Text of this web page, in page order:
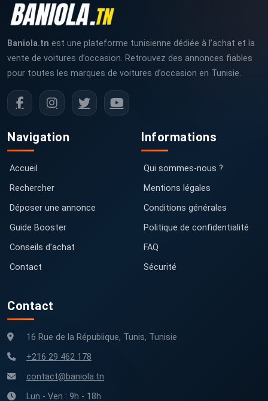
Baniola.tn est une plateforme tunisienne dédiée à l’achat et la
vente de voitures d’occasion. Retrouvez des annonces fiables
pour toutes les marques de voitures d’occasion en Tunisie.
Navigation
Accueil
Rechercher
Déposer une annonce
Guide Booster
Conseils d'achat
Contact
Informations
Qui sommes-nous ?
Mentions légales
Conditions générales
Politique de confidentialité
FAQ
Sécurité
Contact
16 Rue de la République, Tunis, Tunisie
+216 29 462 178
contact@baniola.tn
Lun - Ven : 9h - 18h